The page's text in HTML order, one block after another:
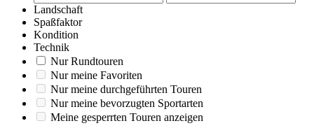
Landschaft
Spaßfaktor
Kondition
Technik
Nur Rundtouren
Nur meine Favoriten
Nur meine durchgeführten Touren
Nur meine bevorzugten Sportarten
Meine gesperrten Touren anzeigen